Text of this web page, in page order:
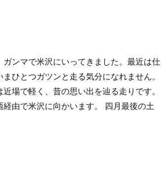
ガンマで米沢にいってきました。最近は仕
ひとつガツンと走る気分になれません。
場で軽く、昔の思い出を辿る走りです。
由で米沢に向かいます。 四月最後の土